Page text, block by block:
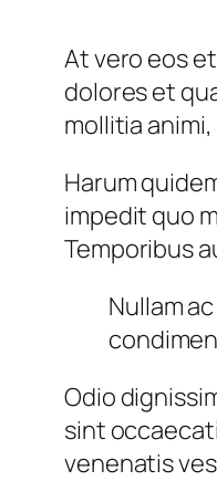
At vero eos
dolores et
mollitia
Harum
impedit quo
Temporibus
Nullam
Odio
sint
venenatis